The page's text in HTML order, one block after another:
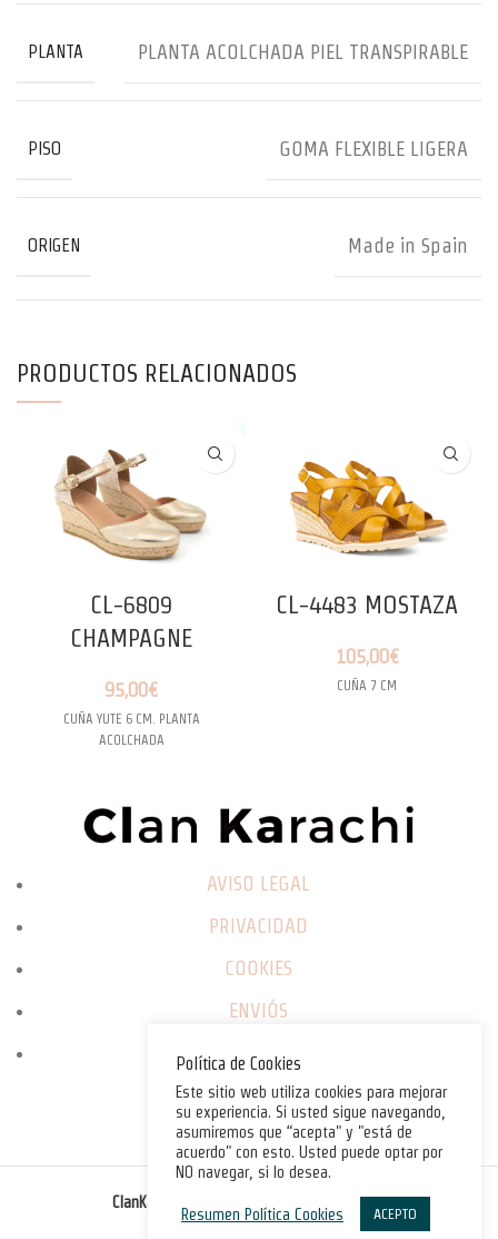
PLANTA PLANTA ACOLCHADA PIEL TRANSPIRABLE
PISO GOMA FLEXIBLE LIGERA
ORIGEN Made in Spain
PRODUCTOS RELACIONADOS
CL-6809
CHAMPAGNE
95,00€
CUÑA YUTE 6 CM. PLANTA
ACOLCHADA
CL-4483 MOSTAZA
105,00€
CUÑA 7 CM
AVISO LEGAL
PRIVACIDAD
COOKIES
ENVIÓS
CAMBIOS / DEVOLUCIONES
ClanKarachi.com . All rights reserved.©
Política de Cookies
Este sitio web utiliza cookies para mejorar
su experiencia. Si usted sigue navegando,
asumiremos que “acepta" y "está de
acuerdo" con esto. Usted puede optar por
NO navegar, si lo desea.
Resumen Política Cookies ACEPTO